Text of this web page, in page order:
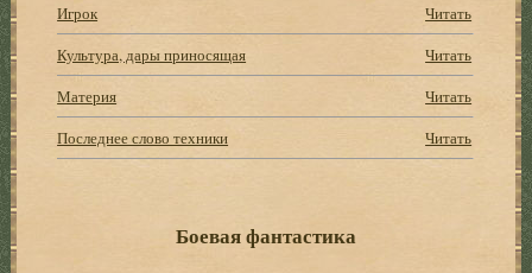
Игрок
Читать
Культура, дары приносящая
Читать
Материя
Читать
Последнее слово техники
Читать
Боевая фантастика